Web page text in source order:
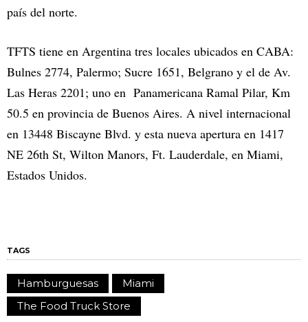
país del norte.
TFTS tiene en Argentina tres locales ubicados en CABA:
Bulnes 2774, Palermo; Sucre 1651, Belgrano y el de Av.
Las Heras 2201; uno en Panamericana Ramal Pilar, Km
50.5 en provincia de Buenos Aires. A nivel internacional
en 13448 Biscayne Blvd. y esta nueva apertura en 1417
NE 26th St, Wilton Manors, Ft. Lauderdale, en Miami,
Estados Unidos.
TAGS
Hamburguesas
Miami
The Food Truck Store